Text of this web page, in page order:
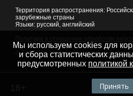
Территория распространения:
зарубежные страны
Языки: русский, английский
© 2007 - 2026Портал Читы и
Мы используем cookies для
и сбора статистических
предусмотренных политикой
Принять